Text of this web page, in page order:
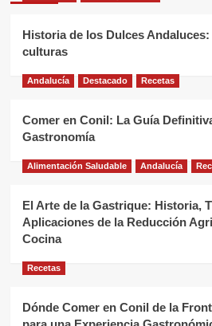
Historia de los Dulces
culturas
Andalucía Destacado Recetas
Comer en Conil: La Guía
Gastronomía
Alimentación Saludable Andalucía
El Arte de la Gastrique: Historia,
Aplicaciones de la Reducción
Cocina
Recetas
Dónde Comer en Conil de la